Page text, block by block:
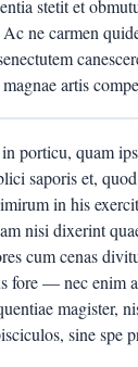
stetit et
ne carmen
artis
porticu, quam
saporis et,
in his
nisi dixerint
cum cenas
fore — nec enim
magister,
sine spe